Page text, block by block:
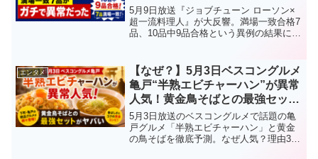
た
5月9日放送『ジョブチューン ローソン×
超一流料理人』が大反響。満場一致合格7
品、10品中9品合格という異例の結果に
ど“店レベル超え”と話題の商品を徹底解説
します。
エンタメ
【なぜ？】5月3日ベスコングルメ
亀戸“半熟エビチャーハン”が異常
人気！黄金鳥そばとの最強セット
がヤバい
5月3日放送のベスコングルメで話題の亀
戸グルメ「半熟エビチャーハン」と黄金
の鳥そばを徹底予測。なぜ人気？理由3つ